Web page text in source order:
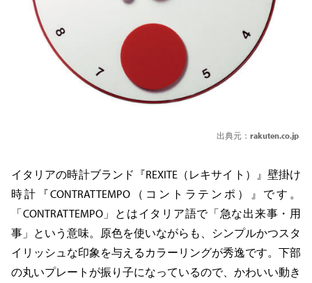
出典元： rakuten.co.jp
イタリアの時計ブランド『REXITE（レキサイト）』壁掛け
時計『CONTRATTEMPO（コントラテンポ）』です。
「CONTRATTEMPO」とはイタリア語で「急な出来事・用
事」という意味。原色を使いながらも、シンプルかつスタ
イリッシュな印象を与えるカラーリングが秀逸です。下部
の丸いプレートが振り子になっているので、かわいい動き